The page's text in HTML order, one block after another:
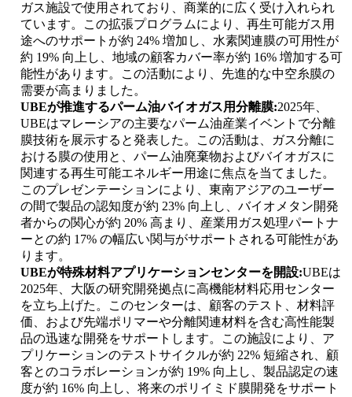
ガス施設で使用されており、商業的に広く受け入れられ
ています。この拡張プログラムにより、再生可能ガス用
途へのサポートが約 24% 増加し、水素関連膜の可用性が
約 19% 向上し、地域の顧客カバー率が約 16% 増加する可
能性があります。この活動により、先進的な中空糸膜の
需要が高まりました。
UBEが推進するパーム油バイオガス用分離膜:2025年、
UBEはマレーシアの主要なパーム油産業イベントで分離
膜技術を展示すると発表した。この活動は、ガス分離に
おける膜の使用と、パーム油廃棄物およびバイオガスに
関連する再生可能エネルギー用途に焦点を当てました。
このプレゼンテーションにより、東南アジアのユーザー
の間で製品の認知度が約 23% 向上し、バイオメタン開発
者からの関心が約 20% 高まり、産業用ガス処理パートナ
ーとの約 17% の幅広い関与がサポートされる可能性があ
ります。
UBEが特殊材料アプリケーションセンターを開設:UBEは
2025年、大阪の研究開発拠点に高機能材料応用センター
を立ち上げた。このセンターは、顧客のテスト、材料評
価、および先端ポリマーや分離関連材料を含む高性能製
品の迅速な開発をサポートします。この施設により、ア
プリケーションのテストサイクルが約 22% 短縮され、顧
客とのコラボレーションが約 19% 向上し、製品認定の速
度が約 16% 向上し、将来のポリイミド膜開発をサポート